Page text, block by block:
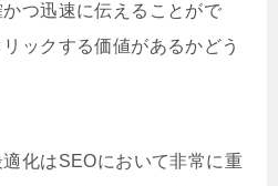
つ迅速に伝えることがで
ックする価値があるかどう
化はSEOにおいて非常に重